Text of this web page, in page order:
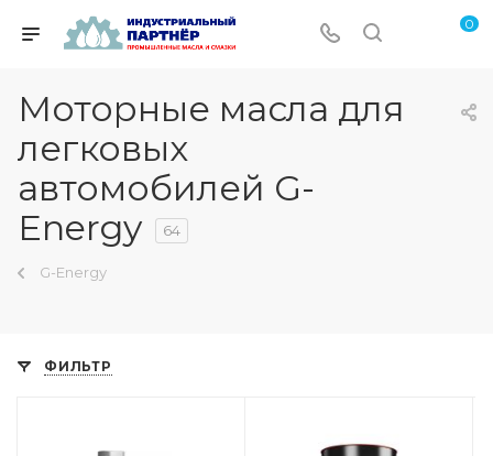
0
Моторные масла для
легковых
автомобилей G-
Energy
64
G-Energy
ФИЛЬТР